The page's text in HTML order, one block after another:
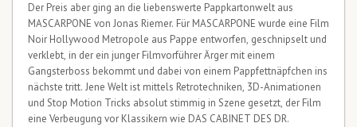
Der Preis aber ging an die liebenswerte Pappkartonwelt aus
MASCARPONE von Jonas Riemer. Für MASCARPONE wurde eine Film
Noir Hollywood Metropole aus Pappe entworfen, geschnipselt und
verklebt, in der ein junger Filmvorführer Ärger mit einem
Gangsterboss bekommt und dabei von einem Pappfettnäpfchen ins
nächste tritt. Jene Welt ist mittels Retrotechniken, 3D-Animationen
und Stop Motion Tricks absolut stimmig in Szene gesetzt, der Film
eine Verbeugung vor Klassikern wie DAS CABINET DES DR.